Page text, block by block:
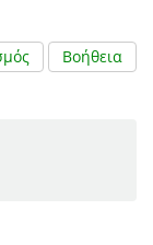
Βοήθεια